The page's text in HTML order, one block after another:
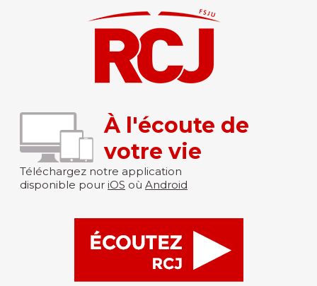
À l'écoute de
votre vie
Téléchargez notre application
disponible pour iOS où Android